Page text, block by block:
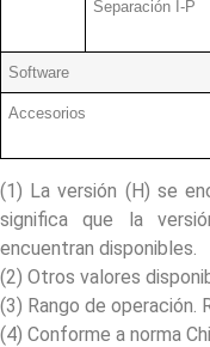
Separación I-P
Software
Accesorios
(1) La versión (H) se
significa que la
encuentran disponibles.
(2) Otros valores
(3) Rango de operación.
(4) Conforme a norma